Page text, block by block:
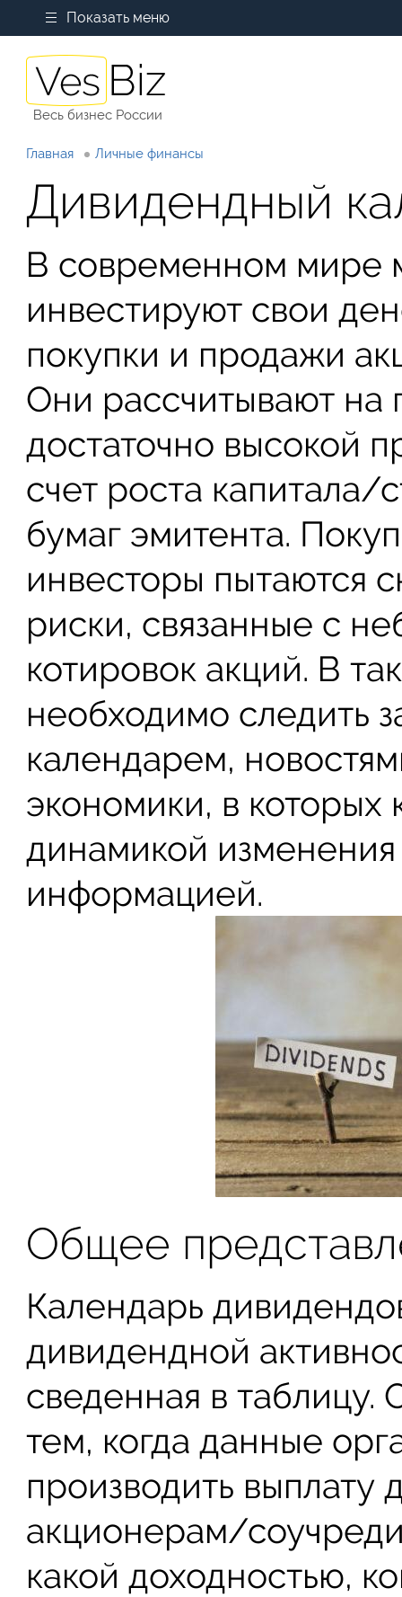
Показать меню
Весь бизнес России
Главная Личные финансы
Дивидендный
В современном мире
инвестируют свои
покупки и продажи
Они рассчитывают на
достаточно высокой
счет роста капитала/
бумаг эмитента.
инвесторы пытаются
риски, связанные с
котировок акций. В
необходимо следить
календарем,
экономики, в
динамикой
информацией.
Общее
Календарь
дивидендной
сведенная в таблицу.
тем, когда данные
производить выплату
акционерам/
какой доходностью,